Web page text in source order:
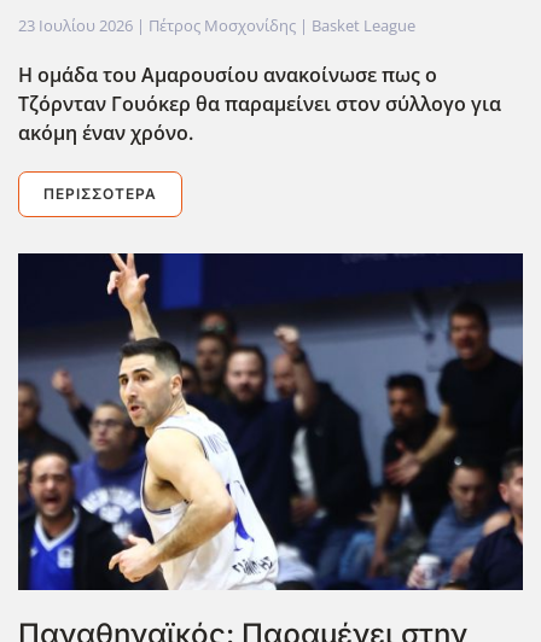
23 Ιουλίου 2026 | Πέτρος Μοσχονίδης | Basket League
Η ομάδα του Αμαρουσίου ανακοίνωσε πως ο
Τζόρνταν Γουόκερ θα παραμείνει στον σύλλογο για
ακόμη έναν χρόνο.
ΠΕΡΙΣΣΌΤΕΡΑ
Παναθηναϊκός: Παραμένει στην